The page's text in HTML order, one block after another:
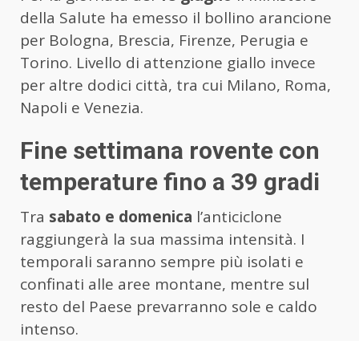
della Salute ha emesso il bollino arancione
per Bologna, Brescia, Firenze, Perugia e
Torino. Livello di attenzione giallo invece
per altre dodici città, tra cui Milano, Roma,
Napoli e Venezia.
Fine settimana rovente con
temperature fino a 39 gradi
Tra sabato e domenica l’anticiclone
raggiungerà la sua massima intensità. I
temporali saranno sempre più isolati e
confinati alle aree montane, mentre sul
resto del Paese prevarranno sole e caldo
intenso.